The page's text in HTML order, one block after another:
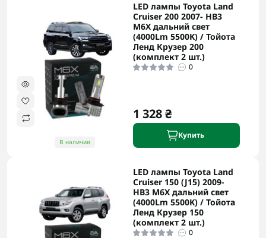
В наличии
LED лампы Toyota Land
Cruiser 200 2007- HB3
M6X дальний свет
(4000Lm 5500K) / Тойота
Ленд Крузер 200
(комплект 2 шт.)
0
1 328 ₴
Купить
LED лампы Toyota Land
Cruiser 150 (J15) 2009-
HB3 M6X дальний свет
(4000Lm 5500K) / Тойота
Ленд Крузер 150
(комплект 2 шт.)
0